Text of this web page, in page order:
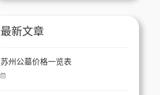
最新文章
苏州公墓价格一览表